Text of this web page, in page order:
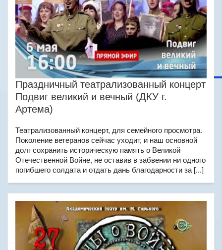
Праздничный театрализованный концерт
Подвиг великий и вечный (ДКУ г.
Артема)
Театрализованный концерт, для семейного просмотра.
Поколение ветеранов сейчас уходит, и наш основной
долг сохранить историческую память о Великой
Отечественной Войне, не оставив в забвении ни одного
погибшего солдата и отдать дань благодарности за [...]